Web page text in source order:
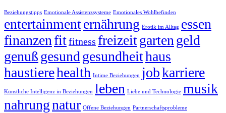
Beziehungstipps Emotionale Assistenzsysteme Emotionales Wohlbefinden
entertainmenternährung Erotik im Alltag essen
finanzen fitfitness freizeitgarten geld
genußgesund gesundheithaus
haustierehealth Intime Beziehungen jobkarriere
Künstliche Intelligenz in Beziehungen leben Liebe und Technologie musik
nahrungnatur Offene Beziehungen Partnerschaftsprobleme